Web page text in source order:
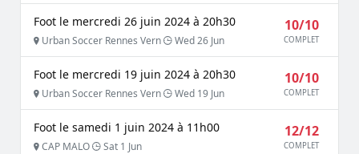
Foot le mercredi 26 juin 2024 à 20h30
Urban Soccer Rennes Vern Wed 26 Jun
10/10
COMPLET
Foot le mercredi 19 juin 2024 à 20h30
Urban Soccer Rennes Vern Wed 19 Jun
10/10
COMPLET
Foot le samedi 1 juin 2024 à 11h00
CAP MALO Sat 1 Jun
12/12
COMPLET